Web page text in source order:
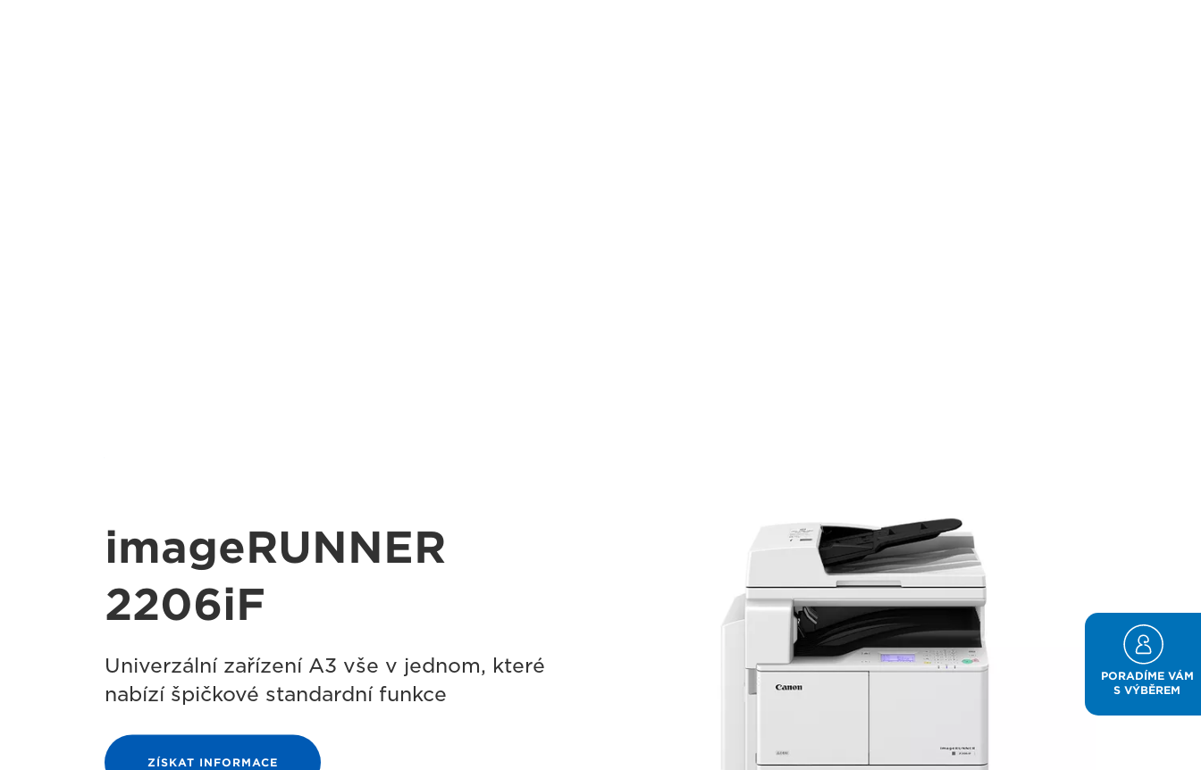
imageRUNNER
2206iF
Univerzální zařízení A3 vše v jednom, které
nabízí špičkové standardní funkce
ZÍSKAT INFORMACE
PORADÍME VÁM
S VÝBĚREM